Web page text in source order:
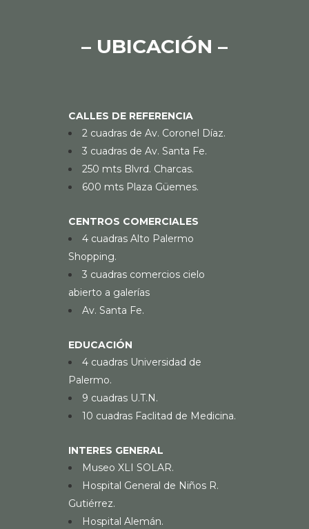
– UBICACIÓN –
CALLES DE REFERENCIA
2 cuadras de Av. Coronel Díaz.
3 cuadras de Av. Santa Fe.
250 mts Blvrd. Charcas.
600 mts Plaza Güemes.
CENTROS COMERCIALES
4 cuadras Alto Palermo
Shopping.
3 cuadras comercios cielo
abierto a galerías
Av. Santa Fe.
EDUCACIÓN
4 cuadras Universidad de
Palermo.
9 cuadras U.T.N.
10 cuadras Faclitad de Medicina.
INTERES GENERAL
Museo XLI SOLAR.
Hospital General de Niños R.
Gutiérrez.
Hospital Alemán.